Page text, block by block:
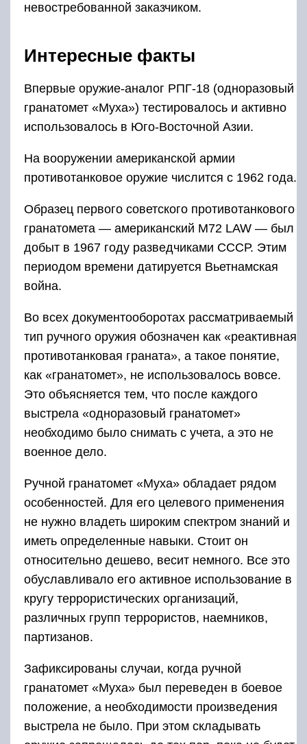
невостребованной заказчиком.
Интересные факты
Впервые оружие-аналог РПГ-18 (одноразовый
гранатомет «Муха») тестировалось и активно
использовалось в Юго-Восточной Азии.
На вооружении американской армии
противотанковое оружие числится с 1962 года.
Образец первого советского противотанкового
гранатомета — американский M72 LAW — был
добыт в 1967 году разведчиками СССР. Этим
периодом времени датируется Вьетнамская
война.
Во всех документооборотах рассматриваемый
тип ручного оружия обозначен как «реактивная
противотанковая граната», а такое понятие,
как «гранатомет», не использовалось вовсе.
Это объясняется тем, что после каждого
выстрела «одноразовый гранатомет»
необходимо было снимать с учета, а это не
военное дело.
Ручной гранатомет «Муха» обладает рядом
особенностей. Для его целевого применения
не нужно владеть широким спектром знаний и
иметь определенные навыки. Стоит он
относительно дешево, весит немного. Все это
обуславливало его активное использование в
кругу террористических организаций,
различных групп террористов, наемников,
партизанов.
Зафиксированы случаи, когда ручной
гранатомет «Муха» был переведен в боевое
положение, а необходимости произведения
выстрела не было. При этом складывать